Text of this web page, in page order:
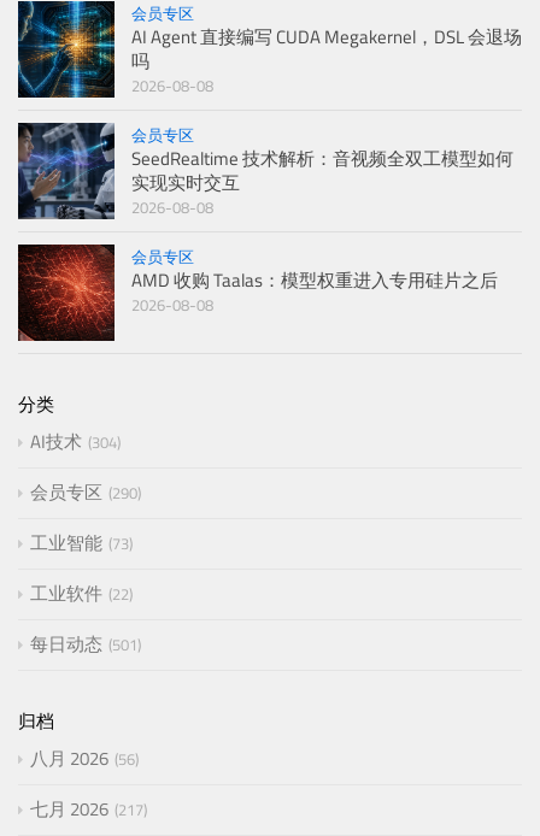
会员专区
AI Agent 直接编写 CUDA Megakernel，DSL 会退场
吗
2026-08-08
会员专区
SeedRealtime 技术解析：音视频全双工模型如何
实现实时交互
2026-08-08
会员专区
AMD 收购 Taalas：模型权重进入专用硅片之后
2026-08-08
分类
AI技术 304
会员专区 290
工业智能 73
工业软件 22
每日动态 501
归档
八月 2026 56
七月 2026 217